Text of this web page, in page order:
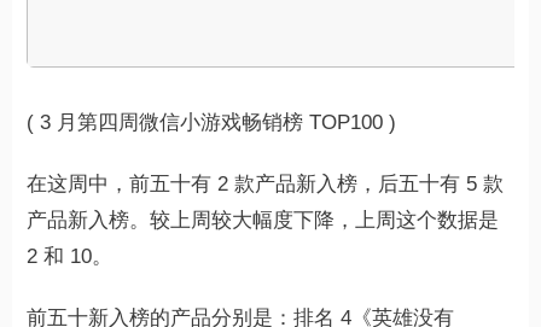
( 3 月第四周微信小游戏畅销榜 TOP100 )
在这周中，前五十有 2 款产品新入榜，后五十有 5 款
产品新入榜。较上周较大幅度下降，上周这个数据是
2 和 10。
前五十新入榜的产品分别是：排名 4《英雄没有